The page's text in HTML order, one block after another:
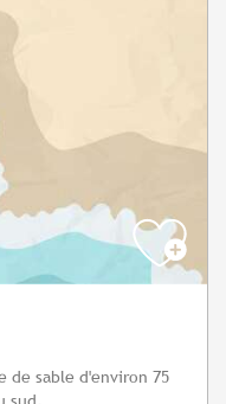
de sable d'environ 75
sud.